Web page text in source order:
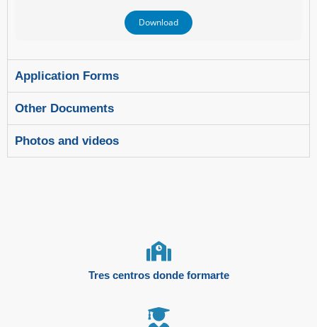
Download
Application Forms
Other Documents
Photos and videos
Tres centros donde formarte